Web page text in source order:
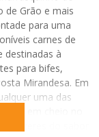
de Grão e mais
para uma
carnes de
destinadas à
para bifes,
Mirandesa. Em
uma das
em cheio no